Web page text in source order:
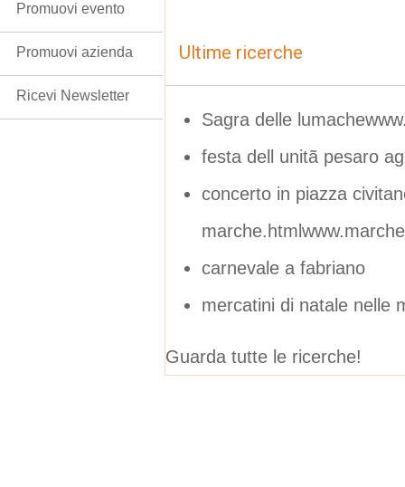
Ultime ricerche
Sagra delle
festa dell unitã pesaro
concerto in piazza
carnevale a fabriano
mercatini di natale nelle
Guarda tutte le ricerche!
Promuovi evento
Promuovi azienda
Ricevi Newsletter